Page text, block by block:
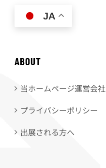
JA
ABOUT
当ホームページ運営会社
プライバシーポリシー
出展される方へ